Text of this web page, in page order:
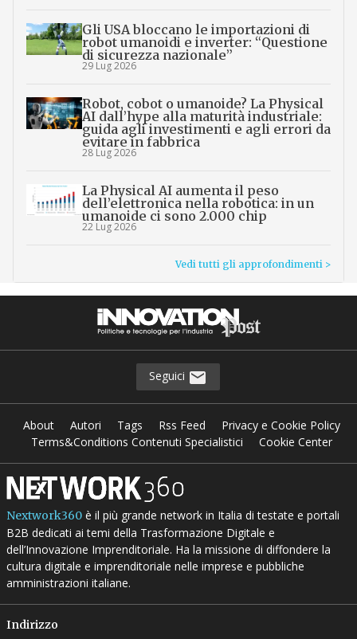
Gli USA bloccano le importazioni di
robot umanoidi e inverter: “Questione
di sicurezza nazionale”
29 Lug 2026
Robot, cobot o umanoide? La Physical
AI dall’hype alla maturità industriale:
guida agli investimenti e agli errori da
evitare in fabbrica
28 Lug 2026
La Physical AI aumenta il peso
dell’elettronica nella robotica: in un
umanoide ci sono 2.000 chip
22 Lug 2026
Vedi tutti gli approfondimenti >
Seguici
About Autori Tags Rss Feed
Privacy e Cookie Policy
Terms&Conditions Contenuti Specialistici
Cookie Center
Nextwork360è il più grande network in Italia di testate e portali
B2B dedicati ai temi della Trasformazione Digitale e
dell’Innovazione Imprenditoriale. Ha la missione di diffondere la
cultura digitale e imprenditoriale nelle imprese e pubbliche
amministrazioni italiane.
Indirizzo